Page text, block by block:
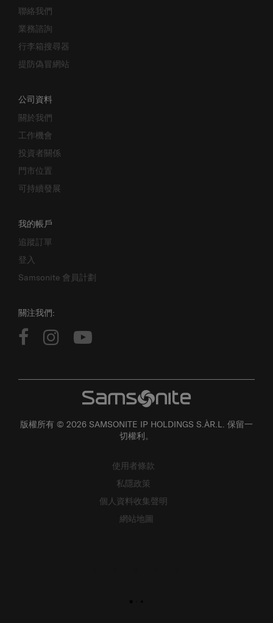
聯絡我們
業務諮詢
行李箱搜尋器
提防偽冒網站
公司資料
關於我們
工作機會
投資者關係
門市位置
可持續發展
我的帳戶
追蹤訂單
登入
Samsonite 會員計劃
關注我們:
版權所有 © 2026 SAMSONITE IP HOLDINGS S.ÀR.L. 保留一
切權利。
使用者條款
私隱政策
個人資料收集聲明
網站地圖